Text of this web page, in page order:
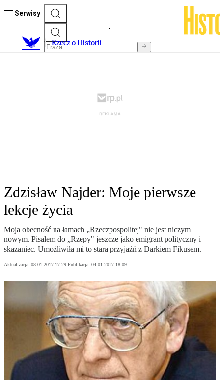
Serwisy
Rzecz o Historii
Zdzisław Najder: Moje pierwsze
lekcje życia
Moja obecność na łamach „Rzeczpospolitej" nie jest niczym
nowym. Pisałem do „Rzepy" jeszcze jako emigrant polityczny i
skazaniec. Umożliwiła mi to stara przyjaźń z Darkiem Fikusem.
Aktualizacja: 08.01.2017 17:29 Publikacja: 04.01.2017 18:09